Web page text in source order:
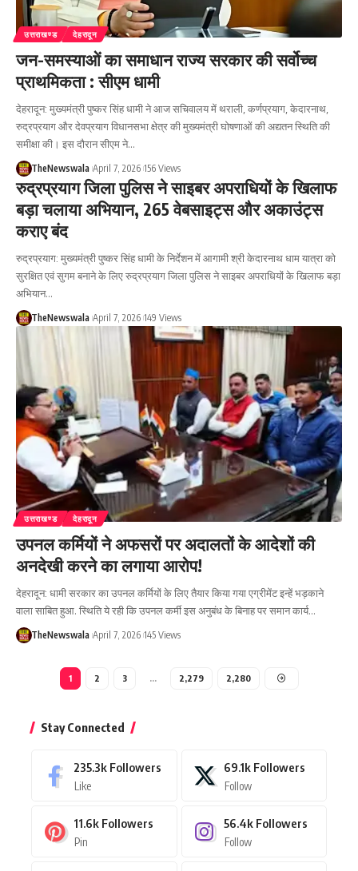
उत्तराखण्ड देहरादून
जन-समस्याओं का समाधान राज्य सरकार की सर्वोच्च
प्राथमिकता : सीएम धामी
देहरादून: मुख्यमंत्री पुष्कर सिंह धामी ने आज सचिवालय में थराली, कर्णप्रयाग, केदारनाथ,
रुद्रप्रयाग और देवप्रयाग विधानसभा क्षेत्र की मुख्यमंत्री घोषणाओं की अद्यतन स्थिति की
समीक्षा की। इस दौरान सीएम ने…
TheNewswala April 7, 2026 156 Views
रुद्रप्रयाग जिला पुलिस ने साइबर अपराधियों के खिलाफ
बड़ा चलाया अभियान, 265 वेबसाइट्स और अकाउंट्स
कराए बंद
रुद्रप्रयाग: मुख्यमंत्री पुष्कर सिंह धामी के निर्देशन में आगामी श्री केदारनाथ धाम यात्रा को
सुरक्षित एवं सुगम बनाने के लिए रुद्रप्रयाग जिला पुलिस ने साइबर अपराधियों के खिलाफ बड़ा
अभियान…
TheNewswala April 7, 2026 149 Views
उत्तराखण्ड देहरादून
उपनल कर्मियों ने अफसरों पर अदालतों के आदेशों की
अनदेखी करने का लगाया आरोप!
देहरादून: धामी सरकार का उपनल कर्मियों के लिए तैयार किया गया एग्रीमेंट इन्हें भड़काने
वाला साबित हुआ. स्थिति ये रही कि उपनल कर्मी इस अनुबंध के बिनाह पर समान कार्य…
TheNewswala April 7, 2026 145 Views
1 2 3 … 2,279 2,280
Stay Connected
235.3k Followers
Like
69.1k Followers
Follow
11.6k Followers
Pin
56.4k Followers
Follow